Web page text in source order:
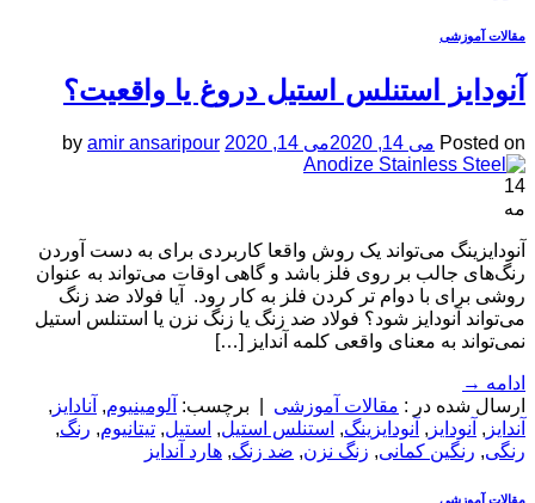
مقالات آموزشی
آنودایز استنلس استیل دروغ یا واقعیت؟
Posted on می 14, 2020 می 14, 2020 by amir ansaripour
14
مه
آنودایزینگ می‌تواند یک روش واقعا کاربردی برای به دست آوردن
رنگ‌های جالب بر روی فلز باشد و گاهی اوقات می‌تواند به عنوان
روشی برای با دوام تر کردن فلز به کار رود. ​ آیا فولاد ضد زنگ
می‌تواند آنودایز شود؟ فولاد ضد زنگ یا زنگ نزن یا استنلس استیل
نمی‌تواند به معنای واقعی کلمه آندایز […]
ادامه →
ارسال شده در : مقالات آموزشی برچسب: آلومینیوم, آنادایز ,
آندایز , آنودایز , آنودایزینگ, استنلس استیل, استیل, تیتانیوم, رنگ,
رنگی, رنگین کمانی, زنگ نزن, ضد زنگ, هارد آندایز
مقالات آموزشی